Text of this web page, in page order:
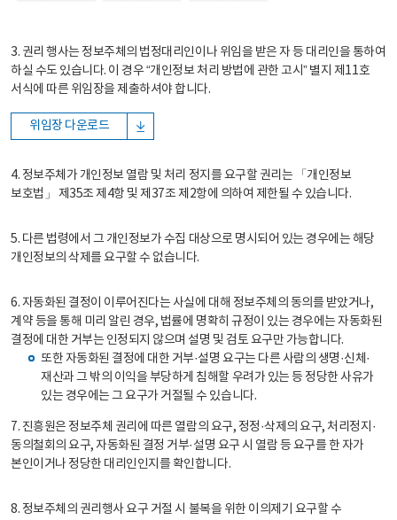
3. 권리 행사는 정보주체의 법정대리인이나 위임을 받은 자 등 대리인을 통하여
하실 수도 있습니다. 이 경우 “개인정보 처리 방법에 관한 고시” 별지 제11호
서식에 따른 위임장을 제출하셔야 합니다.
위임장 다운로드
4. 정보주체가 개인정보 열람 및 처리 정지를 요구할 권리는 「개인정보
보호법」 제35조 제4항 및 제37조 제2항에 의하여 제한될 수 있습니다.
5. 다른 법령에서 그 개인정보가 수집 대상으로 명시되어 있는 경우에는 해당
개인정보의 삭제를 요구할 수 없습니다.
6. 자동화된 결정이 이루어진다는 사실에 대해 정보주체의 동의를 받았거나,
계약 등을 통해 미리 알린 경우, 법률에 명확히 규정이 있는 경우에는 자동화된
결정에 대한 거부는 인정되지 않으며 설명 및 검토 요구만 가능합니다.
또한 자동화된 결정에 대한 거부·설명 요구는 다른 사람의 생명·신체·
재산과 그 밖의 이익을 부당하게 침해할 우려가 있는 등 정당한 사유가
있는 경우에는 그 요구가 거절될 수 있습니다.
7. 진흥원은 정보주체 권리에 따른 열람의 요구, 정정·삭제의 요구, 처리정지·
동의철회의 요구, 자동화된 결정 거부·설명 요구 시 열람 등 요구를 한 자가
본인이거나 정당한 대리인인지를 확인합니다.
8. 정보주체의 권리행사 요구 거절 시 불복을 위한 이의제기 요구할 수